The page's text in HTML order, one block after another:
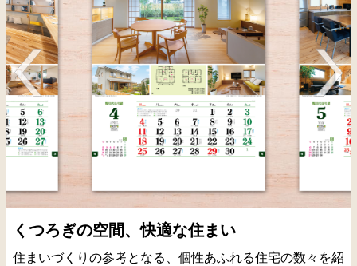
くつろぎの空間、快適な住まい
住まいづくりの参考となる、個性あふれる住宅の数々を紹